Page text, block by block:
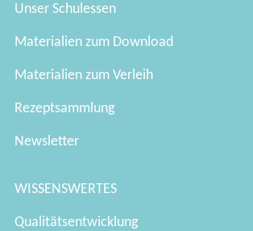
Unser Schulessen
Materialien zum Download
Materialien zum Verleih
Rezeptsammlung
Newsletter
WISSENSWERTES
Qualitätsentwicklung